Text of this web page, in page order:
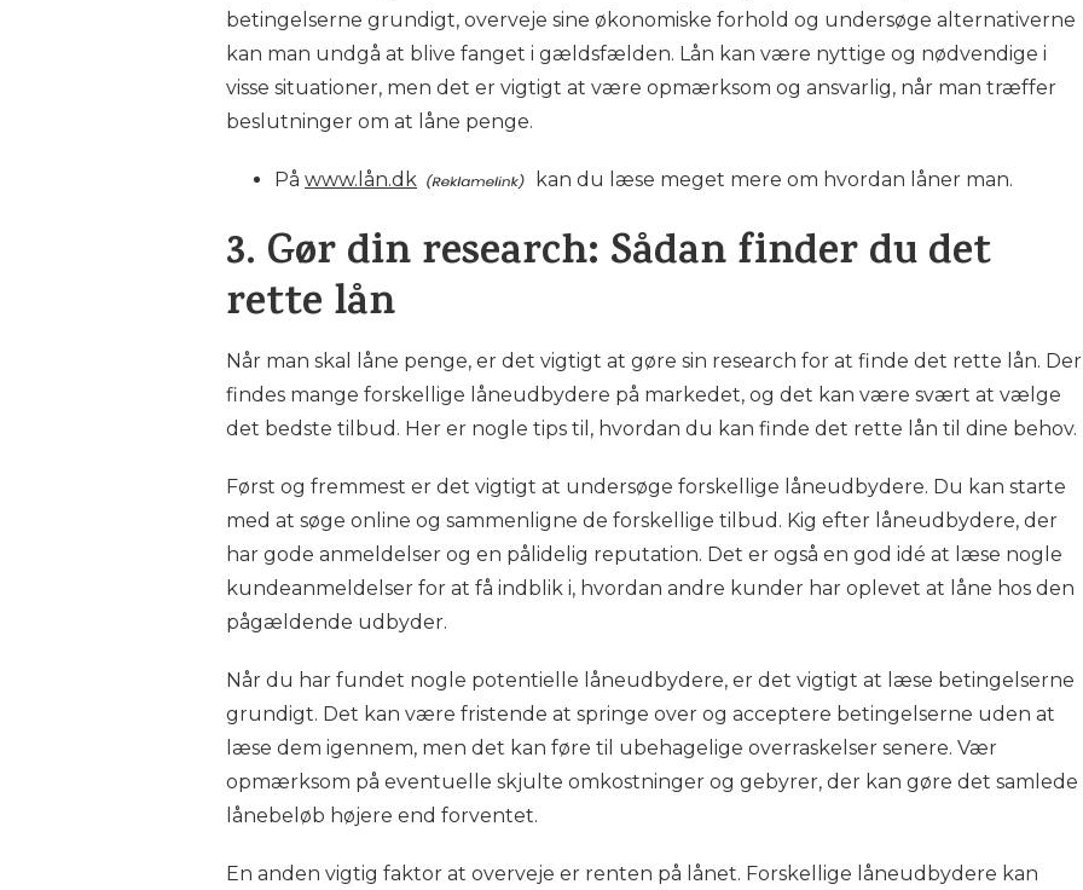
betingelserne grundigt, overveje sine økonomiske forhold og undersøge alternativerne
kan man undgå at blive fanget i gældsfælden. Lån kan være nyttige og nødvendige i
visse situationer, men det er vigtigt at være opmærksom og ansvarlig, når man træffer
beslutninger om at låne penge.
På www.lån.dk kan du læse meget mere om hvordan låner man.
3. Gør din research: Sådan finder du det
rette lån
Når man skal låne penge, er det vigtigt at gøre sin research for at finde det rette lån. Der
findes mange forskellige låneudbydere på markedet, og det kan være svært at vælge
det bedste tilbud. Her er nogle tips til, hvordan du kan finde det rette lån til dine behov.
Først og fremmest er det vigtigt at undersøge forskellige låneudbydere. Du kan starte
med at søge online og sammenligne de forskellige tilbud. Kig efter låneudbydere, der
har gode anmeldelser og en pålidelig reputation. Det er også en god idé at læse nogle
kundeanmeldelser for at få indblik i, hvordan andre kunder har oplevet at låne hos den
pågældende udbyder.
Når du har fundet nogle potentielle låneudbydere, er det vigtigt at læse betingelserne
grundigt. Det kan være fristende at springe over og acceptere betingelserne uden at
læse dem igennem, men det kan føre til ubehagelige overraskelser senere. Vær
opmærksom på eventuelle skjulte omkostninger og gebyrer, der kan gøre det samlede
lånebeløb højere end forventet.
En anden vigtig faktor at overveje er renten på lånet. Forskellige låneudbydere kan